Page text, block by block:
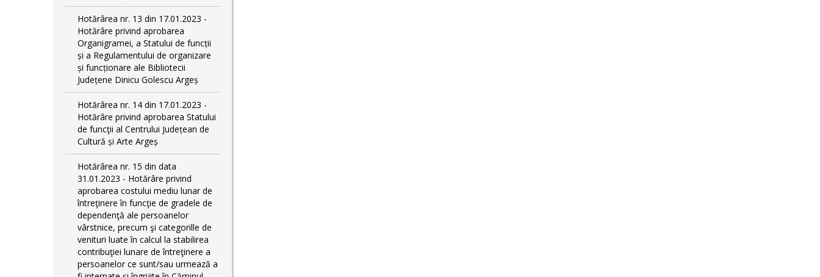
Hotărârea nr. 13 din 17.01.2023 -
Hotărâre privind aprobarea
Organigramei, a Statului de funcții
și a Regulamentului de organizare
și funcționare ale Bibliotecii
Județene Dinicu Golescu Argeș
Hotărârea nr. 14 din 17.01.2023 -
Hotărâre privind aprobarea Statului
de funcţii al Centrului Județean de
Cultură și Arte Argeș
Hotărârea nr. 15 din data
31.01.2023 - Hotărâre privind
aprobarea costului mediu lunar de
întreţinere în funcţie de gradele de
dependenţă ale persoanelor
vârstnice, precum şi categorille de
venituri luate în calcul la stabilirea
contribuţiei lunare de întreţinere a
persoanelor ce sunt/sau urmează a